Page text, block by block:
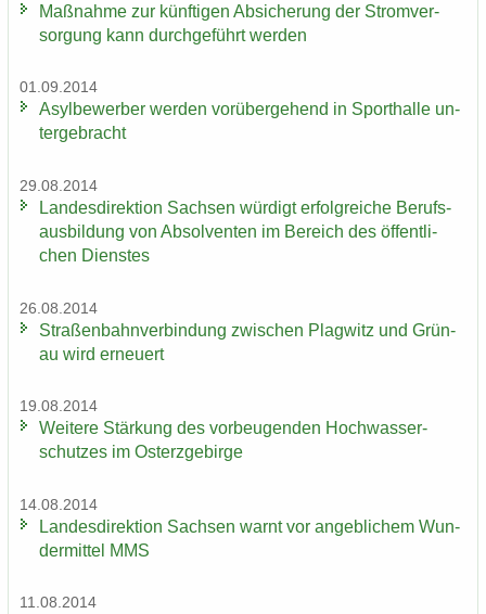
Maß­nah­me zur künf­ti­gen Ab­si­che­rung der Strom­ver­
sor­gung kann durch­ge­führt wer­den
01.09.2014
Asyl­be­wer­ber wer­den vor­über­ge­hend in Sport­hal­le un­
ter­ge­bracht
29.08.2014
Lan­des­di­rek­ti­on Sach­sen wür­digt er­folg­rei­che Be­rufs­
aus­bil­dung von Ab­sol­ven­ten im Be­reich des öf­fent­li­
chen Diens­tes
26.08.2014
Stra­ßen­bahn­ver­bin­dung zwi­schen Plag­witz und Grün­
au wird er­neu­ert
19.08.2014
Wei­te­re Stär­kung des vor­beu­gen­den Hoch­was­ser­
schut­zes im Ost­erz­ge­bir­ge
14.08.2014
Lan­des­di­rek­ti­on Sach­sen warnt vor an­geb­li­chem Wun­
der­mit­tel MMS
11.08.2014